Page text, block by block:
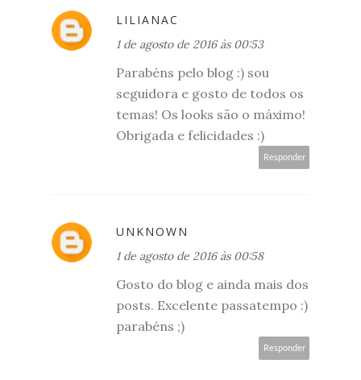
LILIANAC
1 de agosto de 2016 às 00:53
Parabéns pelo blog :) sou
seguidora e gosto de todos os
temas! Os looks são o máximo!
Obrigada e felicidades :)
Responder
UNKNOWN
1 de agosto de 2016 às 00:58
Gosto do blog e ainda mais dos
posts. Excelente passatempo :)
parabéns ;)
Responder